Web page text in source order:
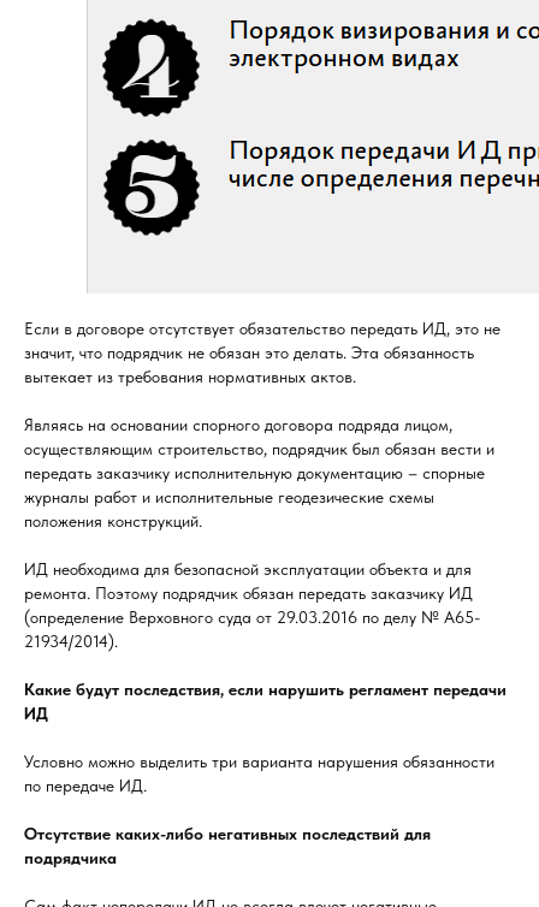
Если в договоре отсутствует обязательство передать ИД, это не
значит, что подрядчик не обязан это делать. Эта обязанность
вытекает из требования нормативных актов.
Являясь на основании спорного договора подряда лицом,
осуществляющим строительство, подрядчик был обязан вести и
передать заказчику исполнительную документацию – спорные
журналы работ и исполнительные геодезические схемы
положения конструкций.
ИД необходима для безопасной эксплуатации объекта и для
ремонта. Поэтому подрядчик обязан передать заказчику ИД
(определение Верховного суда от 29.03.2016 по делу № А65-
21934/2014).
Какие будут последствия, если нарушить регламент передачи
ИД
Условно можно выделить три варианта нарушения обязанности
по передаче ИД.
Отсутствие каких-либо негативных последствий для
подрядчика